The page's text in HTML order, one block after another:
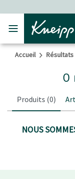
Sauter au contenu du
Accueil
0
Produits (0)
NOUS